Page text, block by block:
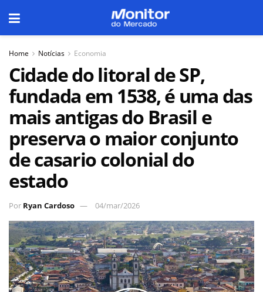
Home Notícias Economia
Cidade do litoral de SP,
fundada em 1538, é uma das
mais antigas do Brasil e
preserva o maior conjunto
de casario colonial do
estado
Por Ryan Cardoso 04/mar/2026